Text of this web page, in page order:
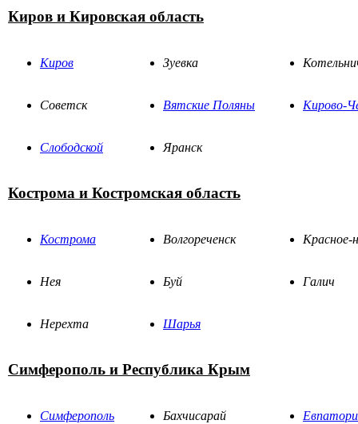
Киров и Кировская область
Киров Зуевка
Советск Вятские Поляны Кирово-
Слободской Яранск
Кострома и Костромская область
Кострома Волгореченск Красное-
Нея Буй Галич
Нерехта Шарья
Симферополь и Республика Крым
Симферополь Бахчисарай